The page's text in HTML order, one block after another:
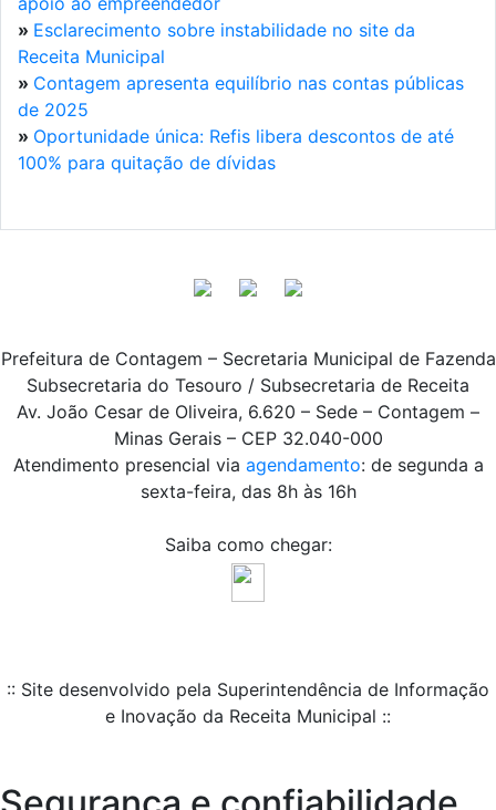
» Esclarecimento sobre instabilidade no site da
Receita Municipal
» Contagem apresenta equilíbrio nas contas públicas
de 2025
» Oportunidade única: Refis libera descontos de até
100% para quitação de dívidas
Prefeitura de Contagem – Secretaria Municipal de Fazenda
Subsecretaria do Tesouro / Subsecretaria de Receita
Av. João Cesar de Oliveira, 6.620 – Sede – Contagem –
Minas Gerais – CEP 32.040-000
Atendimento presencial via agendamento: de segunda a
sexta-feira, das 8h às 16h
Saiba como chegar:
:: Site desenvolvido pela Superintendência de Informação
e Inovação da Receita Municipal ::